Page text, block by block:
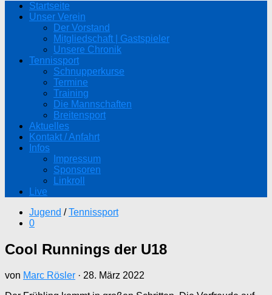
Startseite
Unser Verein
Der Vorstand
Mitgliedschaft | Gastspieler
Unsere Chronik
Tennissport
Schnupperkurse
Termine
Training
Die Mannschaften
Breitensport
Aktuelles
Kontakt / Anfahrt
Infos
Impressum
Sponsoren
Linkroll
Live
Jugend / Tennissport
0
Cool Runnings der U18
von Marc Rösler · 28. März 2022